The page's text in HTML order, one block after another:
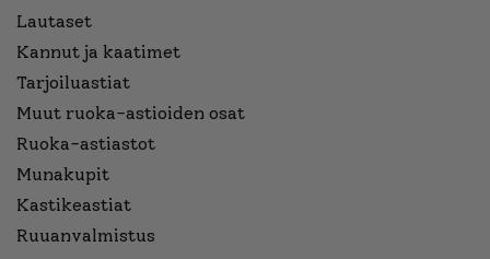
Lautaset
Kannut ja kaatimet
Tarjoiluastiat
Muut ruoka-astioiden osat
Ruoka-astiastot
Munakupit
Kastikeastiat
Ruuanvalmistus